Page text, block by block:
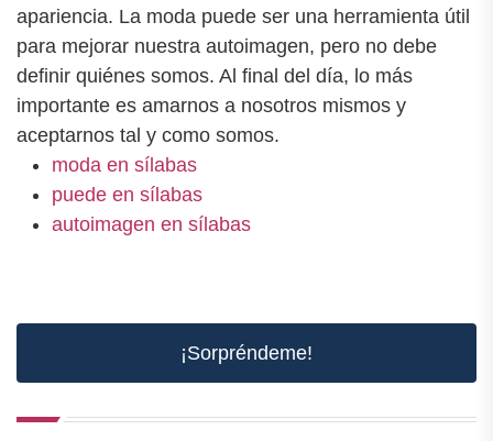
apariencia. La moda puede ser una herramienta útil
para mejorar nuestra autoimagen, pero no debe
definir quiénes somos. Al final del día, lo más
importante es amarnos a nosotros mismos y
aceptarnos tal y como somos.
moda en sílabas
puede en sílabas
autoimagen en sílabas
¡Sorpréndeme!